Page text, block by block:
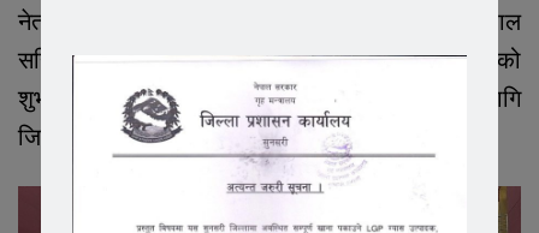
नेता विरेन्द्र केएम, सरिन तामागं, चन्द्र राई र राजन दाहाल
सहितकाले सहभागीता जनाउदै अधिवेशन सफलताको
शुभकामना दिनुभयो । अधिवेशनबाट आगामी ५ वर्षका लागि
जिल्ला कार्यसमिति निर्वाचित हुनेछ ।